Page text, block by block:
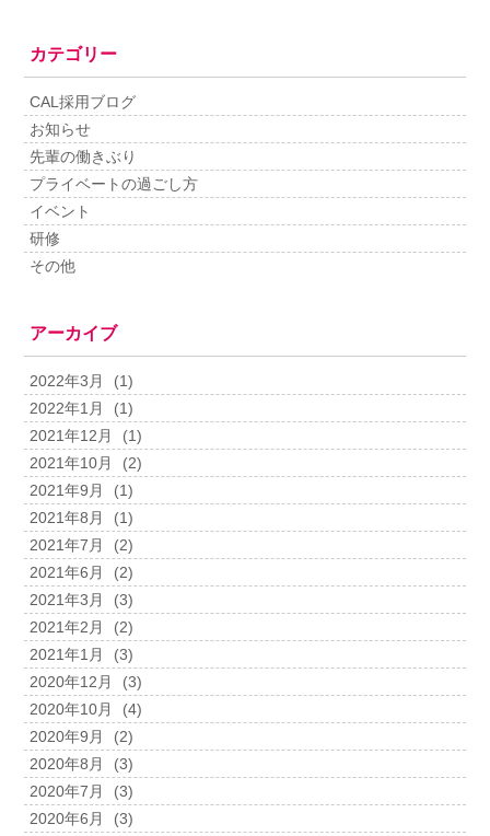
カテゴリー
CAL採用ブログ
お知らせ
先輩の働きぶり
プライベートの過ごし方
イベント
研修
その他
アーカイブ
2022年3月
(1)
2022年1月
(1)
2021年12月
(1)
2021年10月
(2)
2021年9月
(1)
2021年8月
(1)
2021年7月
(2)
2021年6月
(2)
2021年3月
(3)
2021年2月
(2)
2021年1月
(3)
2020年12月
(3)
2020年10月
(4)
2020年9月
(2)
2020年8月
(3)
2020年7月
(3)
2020年6月
(3)